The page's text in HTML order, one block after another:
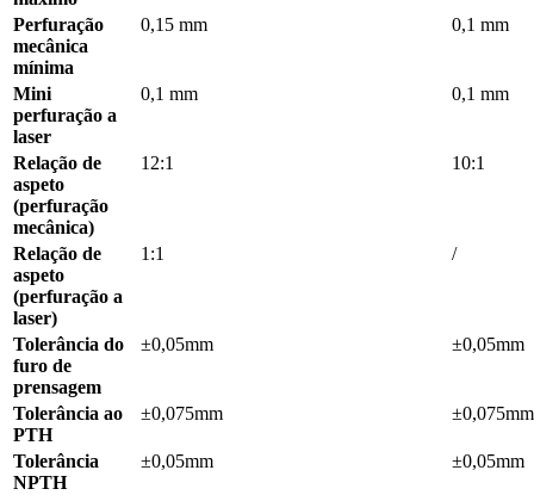
Perfuração
mecânica
mínima
0,15 mm 0,1 mm
Mini
perfuração a
laser
0,1 mm 0,1 mm
Relação de
aspeto
(perfuração
mecânica)
12:1 10:1
Relação de
aspeto
(perfuração a
laser)
1:1 /
Tolerância do
furo de
prensagem
±0,05mm ±0,05mm
Tolerância ao
PTH
±0,075mm ±0,075mm
Tolerância
NPTH
±0,05mm ±0,05mm